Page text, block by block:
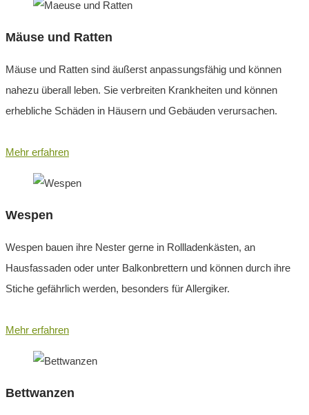
Mäuse und Ratten
Mäuse und Ratten sind äußerst anpassungsfähig und können
nahezu überall leben. Sie verbreiten Krankheiten und können
erhebliche Schäden in Häusern und Gebäuden verursachen.
Mehr erfahren
Wespen
Wespen bauen ihre Nester gerne in Rollladenkästen, an
Hausfassaden oder unter Balkonbrettern und können durch ihre
Stiche gefährlich werden, besonders für Allergiker.
Mehr erfahren
Bettwanzen